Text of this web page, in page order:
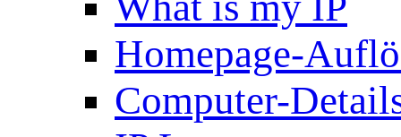
Homepage-
Computer-